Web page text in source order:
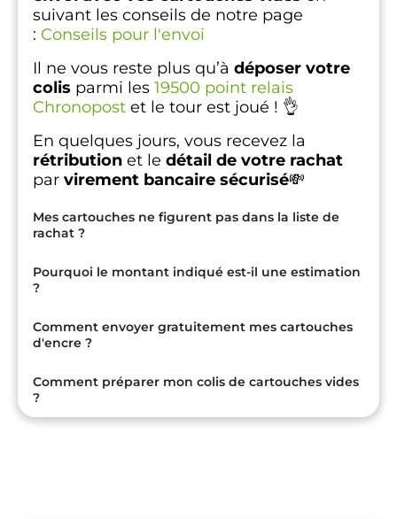
suivant les conseils de notre page
: Conseils pour l'envoi
Il ne vous reste plus qu’à déposer votre
colis parmi les 19500 point relais
Chronopost et le tour est joué ! 👌
En quelques jours, vous recevez la
rétribution et le détail de votre rachat
par virement bancaire sécurisé💸
Mes cartouches ne figurent pas dans la liste de
rachat ?
Pourquoi le montant indiqué est-il une estimation
?
Comment envoyer gratuitement mes cartouches
d'encre ?
Comment préparer mon colis de cartouches vides
?